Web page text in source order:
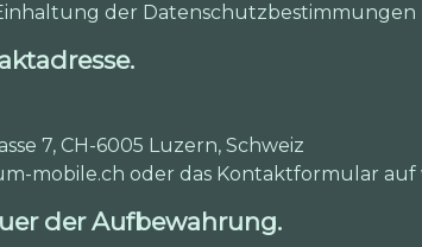
der
7, CH-6005 Luzern, Schweiz
mobile.ch oder das Kontaktformular
der Aufbewahrung.